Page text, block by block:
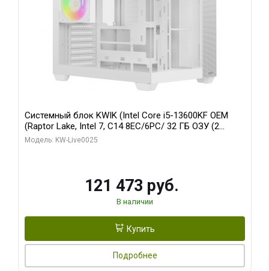
Системный блок KWIK (Intel Core i5-13600KF OEM
(Raptor Lake, Intel 7, C14 8EC/6PC/ 32 ГБ ОЗУ (2
модуля)/ Gigabyte RTX5060 WINDFORCE OC 8GB
Модель: KW-Live0025
121 473 руб.
В наличии
Купить
Подробнее